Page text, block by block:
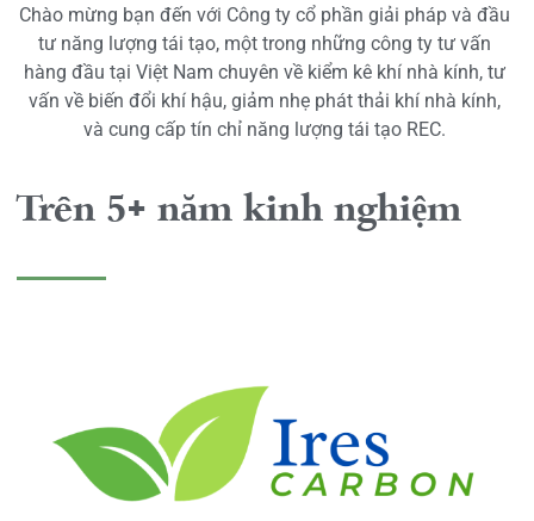
Chào mừng bạn đến với Công ty cổ phần giải pháp và đầu
tư năng lượng tái tạo, một trong những công ty tư vấn
hàng đầu tại Việt Nam chuyên về kiểm kê khí nhà kính, tư
vấn về biến đổi khí hậu, giảm nhẹ phát thải khí nhà kính,
và cung cấp tín chỉ năng lượng tái tạo REC.
Trên 5+ năm kinh nghiệm